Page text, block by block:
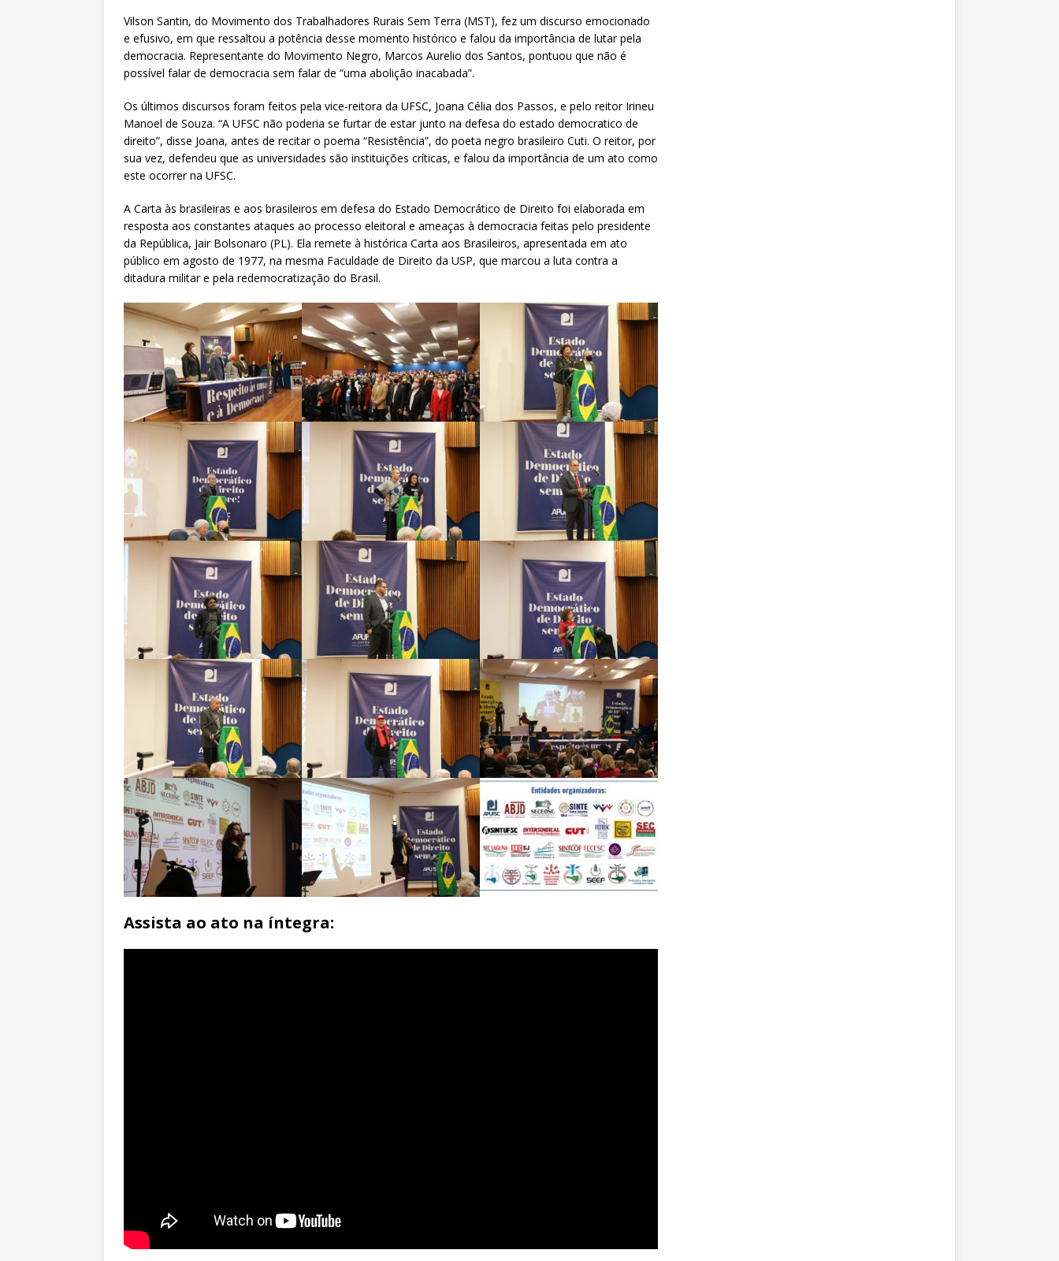
Vilson Santin, do Movimento dos Trabalhadores Rurais Sem Terra (MST), fez um discurso emocionado
e efusivo, em que ressaltou a potência desse momento histórico e falou da importância de lutar pela
democracia. Representante do Movimento Negro, Marcos Aurelio dos Santos, pontuou que não é
possível falar de democracia sem falar de “uma abolição inacabada”.
Os últimos discursos foram feitos pela vice-reitora da UFSC, Joana Célia dos Passos, e pelo reitor Irineu
Manoel de Souza. “A UFSC não poderia se furtar de estar junto na defesa do estado democratico de
direito”, disse Joana, antes de recitar o poema “Resistência”, do poeta negro brasileiro Cuti. O reitor, por
sua vez, defendeu que as universidades são instituições críticas, e falou da importância de um ato como
este ocorrer na UFSC.
A Carta às brasileiras e aos brasileiros em defesa do Estado Democrático de Direito foi elaborada em
resposta aos constantes ataques ao processo eleitoral e ameaças à democracia feitas pelo presidente
da República, Jair Bolsonaro (PL). Ela remete à histórica Carta aos Brasileiros, apresentada em ato
público em agosto de 1977, na mesma Faculdade de Direito da USP, que marcou a luta contra a
ditadura militar e pela redemocratização do Brasil.
Assista ao ato na íntegra: